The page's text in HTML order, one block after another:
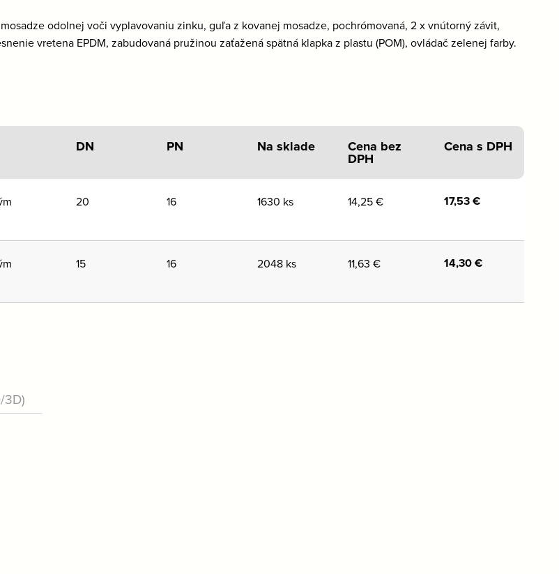
odolnej voči vyplavovaniu zinku, guľa z kovanej mosadze, pochrómovaná, 2 x vnútorný závit,
vretena EPDM, zabudovaná pružinou zaťažená spätná klapka z plastu (POM), ovládač zelenej farby.
DN PN Na sklade Cena bez
DPH
Cena s DPH
20 16 1630 ks 14,25€ 17,53€
15 16 2048 ks 11,63 € 14,30€
3D)